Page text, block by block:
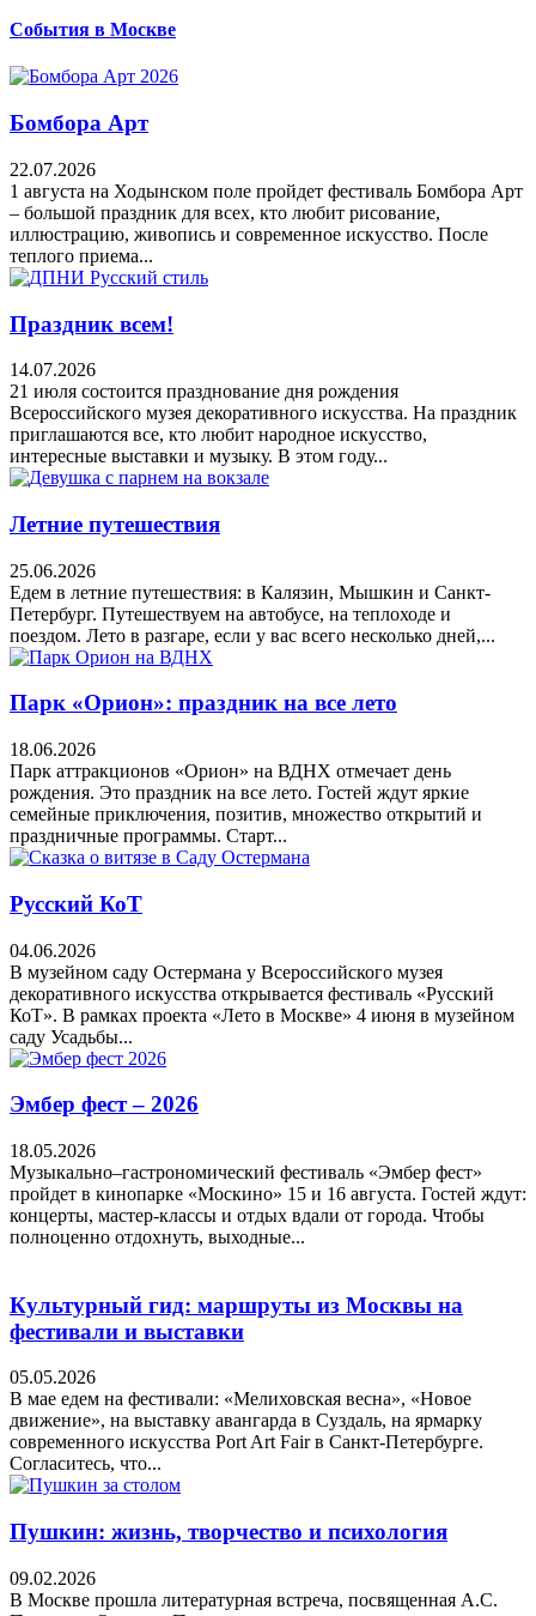
События в Москве
Бомбора Арт
22.07.2026
1 августа на Ходынском поле пройдет фестиваль Бомбора Арт
– большой праздник для всех, кто любит рисование,
иллюстрацию, живопись и современное искусство. После
теплого приема...
Праздник всем!
14.07.2026
21 июля состоится празднование дня рождения
Всероссийского музея декоративного искусства. На праздник
приглашаются все, кто любит народное искусство,
интересные выставки и музыку. В этом году...
Летние путешествия
25.06.2026
Едем в летние путешествия: в Калязин, Мышкин и Санкт-
Петербург. Путешествуем на автобусе, на теплоходе и
поездом. Лето в разгаре, если у вас всего несколько дней,...
Парк «Орион»: праздник на все лето
18.06.2026
Парк аттракционов «Орион» на ВДНХ отмечает день
рождения. Это праздник на все лето. Гостей ждут яркие
семейные приключения, позитив, множество открытий и
праздничные программы. Старт...
Русский КоТ
04.06.2026
В музейном саду Остермана у Всероссийского музея
декоративного искусства открывается фестиваль «Русский
КоТ». В рамках проекта «Лето в Москве» 4 июня в музейном
саду Усадьбы...
Эмбер фест – 2026
18.05.2026
Музыкально–гастрономический фестиваль «Эмбер фест»
пройдет в кинопарке «Москино» 15 и 16 августа. Гостей ждут:
концерты, мастер-классы и отдых вдали от города. Чтобы
полноценно отдохнуть, выходные...
Культурный гид: маршруты из Москвы на
фестивали и выставки
05.05.2026
В мае едем на фестивали: «Мелиховская весна», «Новое
движение», на выставку авангарда в Суздаль, на ярмарку
современного искусства Port Art Fair в Санкт-Петербурге.
Согласитесь, что...
Пушкин: жизнь, творчество и психология
09.02.2026
В Москве прошла литературная встреча, посвященная А.С.